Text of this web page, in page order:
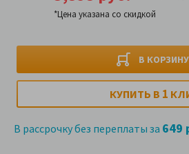
*Цена указана со скидкой
В КОРЗИНУ
КУПИТЬ В 1
В рассрочку без переплаты за 649